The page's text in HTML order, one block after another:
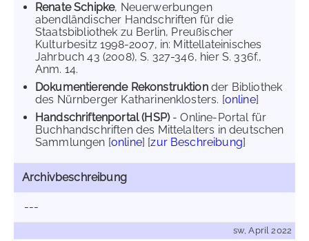
Renate Schipke, Neuerwerbungen
abendländischer Handschriften für die
Staatsbibliothek zu Berlin, Preußischer
Kulturbesitz 1998-2007, in: Mittellateinisches
Jahrbuch 43 (2008), S. 327-346, hier S. 336f.,
Anm. 14.
Dokumentierende Rekonstruktion der Bibliothek
des Nürnberger Katharinenklosters. [online]
Handschriftenportal (HSP)- Online-Portal für
Buchhandschriften des Mittelalters in deutschen
Sammlungen [online] [zur Beschreibung]
Archivbeschreibung
---
sw, April 2022